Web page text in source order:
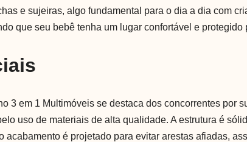
e sujeiras, algo fundamental para o dia a dia com
que seu bebê tenha um lugar confortável e protegido
3 em 1 Multimóveis se destaca dos concorrentes por
uso de materiais de alta qualidade. A estrutura é
acabamento é projetado para evitar arestas afiadas,